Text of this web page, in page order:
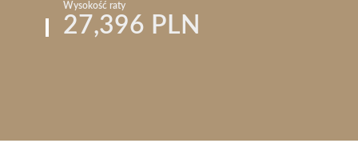
Wysokość raty
27,396 PLN